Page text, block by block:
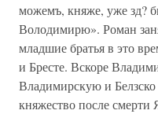
можемъ, княже, уже зд?
Володимирю». Роман
младшие братья в это
и Бресте. Вскоре
Владимирскую и
княжество после смерти